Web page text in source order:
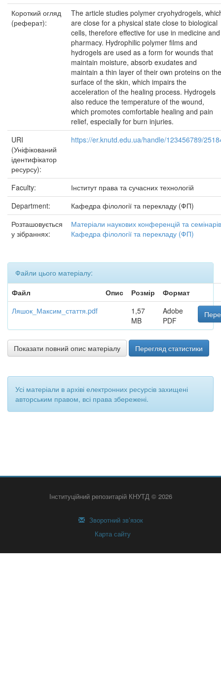
Короткий огляд
(реферат):
The article studies polymer cryohydrogels,
are close for a physical state close to biological
cells, therefore effective for use in medicine and
pharmacy. Hydrophilic polymer films and
hydrogels are used as a form for wounds that
maintain moisture, absorb exudates and
maintain a thin layer of their own proteins on the
surface of the skin, which impairs the
acceleration of the healing process. Hydrogels
also reduce the temperature of the wound,
which promotes comfortable healing and pain
relief, especially for burn injuries.
URI
(Уніфікований
ідентифікатор
ресурсу):
https://er.knutd.edu.ua/handle/123456789/
Faculty:
Інститут права та сучасних технологій
Department:
Кафедра філології та перекладу (ФП)
Розташовується
у зібраннях:
Матеріали наукових конференцій та семінарів
Кафедра філології та перекладу (ФП)
Файли цього матеріалу:
Файл
Опис Розмір
Формат
Ляшок_Максим_стаття.pdf
1,57
MB
Adobe
PDF
Показати повний опис матеріалу Перегляд статистики
Усі матеріали в архіві електронних ресурсів захищені
авторським правом, всі права збережені.
Інституційний репозитарій КНУТД © 2026
Зворотний зв’язок
Карта сайту